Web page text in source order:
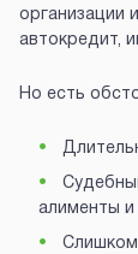
организации
автокредит,
Но есть
алименты и
Слишком